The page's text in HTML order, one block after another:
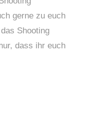
gerne zu euch
Shooting
dass ihr euch